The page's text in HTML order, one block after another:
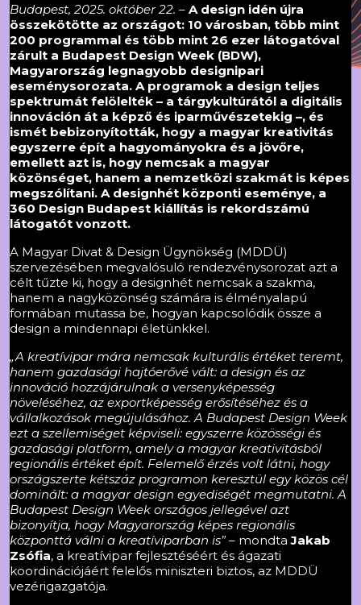
Budapest, 2025. október 22. – A design idén újra
összekötötte az országot: 10 városban, több mint
200 programmal és több mint 26 ezer látogatóval
zárult a Budapest Design Week (BDW),
Magyarország legnagyobb designipari
eseménysorozata. A programok a design teljes
spektrumát felölelték – a tárgykultúrától a digitális
innováción át a képző és iparművészetekig –, és
ismét bebizonyították, hogy a magyar kreativitás
egyszerre épít a hagyományokra és a jövőre,
emellett azt is, hogy nemcsak a magyar
közönséget, hanem a nemzetközi szakmát is képes
megszólítani. A designhét központi eseménye, a
360 Design Budapest kiállítás is rekordszámú
látogatót vonzott.
A Magyar Divat & Design Ügynökség (MDDÜ)
szervezésében megvalósuló rendezvénysorozat azt a
célt tűzte ki, hogy a designhét nemcsak a szakma,
hanem a nagyközönség számára is élményalapú
formában mutassa be, hogyan kapcsolódik össze a
design a mindennapi életünkkel.
„A kreatívipar mára nemcsak kulturális értéket teremt,
hanem gazdasági hajtóerővé vált: a design és az
innováció hozzájárulnak a versenyképesség
növeléséhez, az exportképesség erősítéséhez és a
vállalkozások megújulásához. A Budapest Design Week
ezt a szellemiséget képviseli: egyszerre közösségi és
gazdasági platform, amely a magyar kreativitásból
regionális értéket épít. Felemelő érzés volt látni, hogy
országszerte kétszáz programon keresztül egy közös cél
dominált: a magyar design egyediségét megmutatni. A
Budapest Design Week országos jellegével azt
bizonyítja, hogy Magyarország képes regionális
központtá válni a kreatíviparban is”– mondtaJakab
Zsófia, a kreatívipar fejlesztéséért és ágazati
koordinációjáért felelős miniszteri biztos, az MDDÜ
vezérigazgatója.